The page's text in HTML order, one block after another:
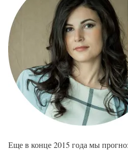
Еще в конце 2015 года мы